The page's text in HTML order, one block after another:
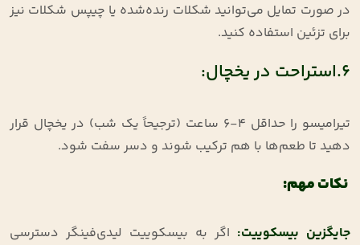
در صورت تمایل می‌توانید شکلات رنده‌شده یا چیپس شکلات نیز
برای تزئین استفاده کنید.
6.استراحت در یخچال:
تیرامیسو را حداقل 4-6 ساعت (ترجیحاً یک شب) در یخچال قرار
دهید تا طعم‌ها با هم ترکیب شوند و دسر سفت شود.
نکات مهم:
جایگزین بیسکوییت: اگر به بیسکوییت لیدی‌فینگر دسترسی